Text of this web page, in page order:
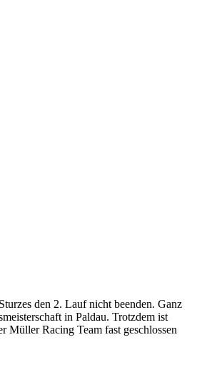
den 2. Lauf nicht beenden. Ganz
in Paldau. Trotzdem ist
Müller Racing Team fast geschlossen